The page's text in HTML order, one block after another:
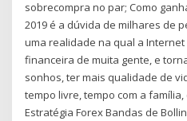
sobrecompra no par; Como
2019 é a dúvida de milhares de
uma realidade na qual a
financeira de muita gente, e
sonhos, ter mais qualidade de
tempo livre, tempo com a
Estratégia Forex Bandas de